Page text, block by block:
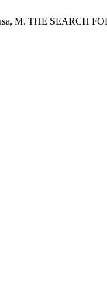
M. THE